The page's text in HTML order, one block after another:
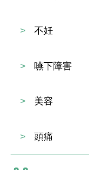
> 不妊
> 嚥下障害
> 美容
> 頭痛